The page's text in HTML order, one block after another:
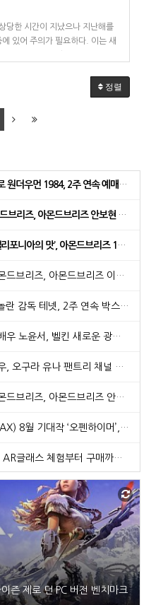
당한 시간이 지났으나 지난해를
있어 주의가 필요하다. 이는 새
면서 PC 구축에 어려움이 … 정렬
1984, 2주 연속 예매 순위 1위로 34만 관객 동원
아몬드브리즈 안보현 광고 메이킹 필름 공개
몬드브리즈 17일 라치카 가비와 함께 라이브방송 진행
드브리즈 이다희와 함께한 광고 메이킹 필름 공개
넷, 2주 연속 박스오피스 1위로 100만 관객 돌파
서, 벨킨 새로운 광고 모델로 선정
구라 유나 팬트리 채널 공식 오픈
드브리즈 안보현과 함께한 2021 광고 영상 공개
기대작 ‘오펜하이머’, 관전 포인트3 공개
지 한번에, 엑스리얼 현대백화점 중동점 팝업스토어 오픈
즌 제로 던 PC 버전 벤치마크